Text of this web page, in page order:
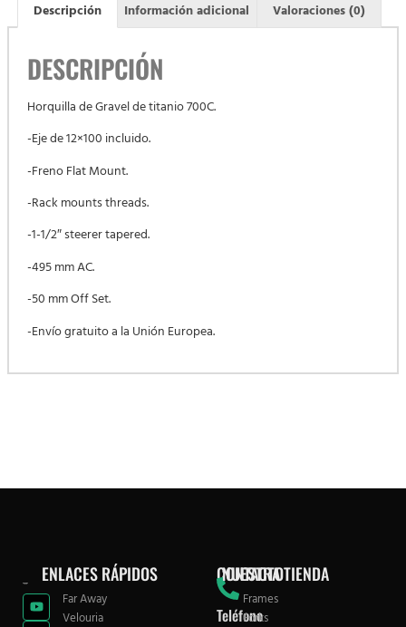
Descripción Información adicional Valoraciones (0)
DESCRIPCIÓN
Horquilla de Gravel de titanio 700C.
-Eje de 12×100 incluido.
-Freno Flat Mount.
-Rack mounts threads.
-1-1/2″ steerer tapered.
-495 mm AC.
-50 mm Off Set.
-Envío gratuito a la Unión Europea.
ENLACES RÁPIDOS
Far Away
Velouria
CONTACTO
Teléfono
NUESTRA TIENDA
Frames
Forks